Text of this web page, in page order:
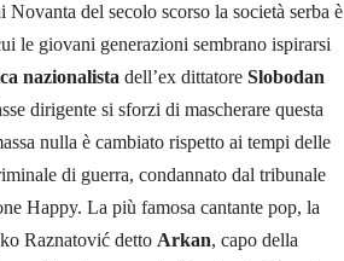
del secolo scorso la società serba è
le giovani generazioni sembrano ispirarsi
nazionalista dell’ex dittatore Slobodan
dirigente si sforzi di mascherare questa
nulla è cambiato rispetto ai tempi delle
di guerra, condannato dal tribunale
Happy. La più famosa cantante pop, la
Raznatović detto Arkan, capo della